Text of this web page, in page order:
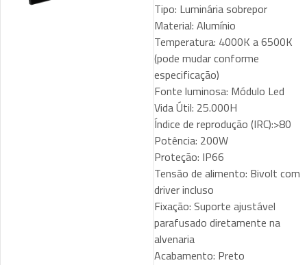
Tipo: Luminária sobrepor
Material: Alumínio
Temperatura: 4000K a 6500K
(pode mudar conforme
especificação)
Fonte luminosa: Módulo Led
Vida Útil: 25.000H
Índice de reprodução (IRC):>80
Potência: 200W
Proteção: IP66
Tensão de alimento: Bivolt com
driver incluso
Fixação: Suporte ajustável
parafusado diretamente na
alvenaria
Acabamento: Preto